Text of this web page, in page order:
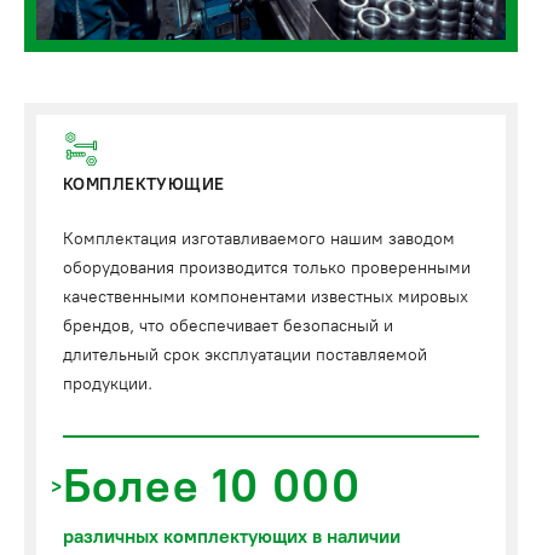
КОМПЛЕКТУЮЩИЕ
Комплектация изготавливаемого нашим заводом
оборудования производится только проверенными
качественными компонентами известных мировых
брендов, что обеспечивает безопасный и
длительный срок эксплуатации поставляемой
продукции.
Более 10 000
различных комплектующих в наличии